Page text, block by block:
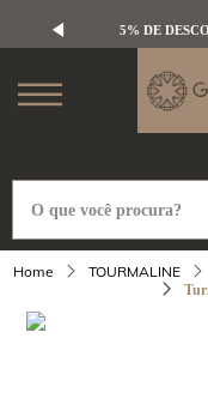
5% DE
TOURMALINE